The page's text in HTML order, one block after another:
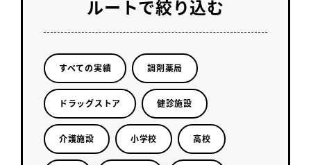
ルートで絞り込む
すべての実績 調剤薬局
ドラッグストア 健診施設
介護施設 小学校 高校